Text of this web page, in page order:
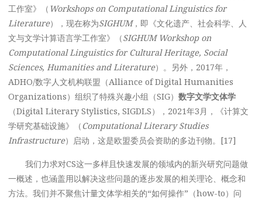
工作室》（ Workshops on Computational Linguistics for
Literature），现在称为SIGHUM，即《文化遗产、社会科学、人
文与文学计算语言学工作室》（SIGHUM Workshop on
Computational Linguistics for Cultural Heritage, Social
Sciences, Humanities and Literature）。另外，2017年，
ADHO/数字人文机构联盟（Alliance of Digital Humanities
Organizations）组织了特殊兴趣小组（SIG）数字文学文体学
（Digital Literary Stylistics, SIGDLS），2021年3月，《计算文
学研究基础设施》（ Computational Literary Studies
Infrastructure）启动，这是欧盟委员会资助的多边刊物。[17]
我们力求对CS这一多样且快速发展的领域内的新兴研究问题做
一概述，也涵盖用以解决这些问题的逐步发展的相关理论、概念和
方法。我们并不聚焦计量文体学相关的“如何操作”（how-to）问